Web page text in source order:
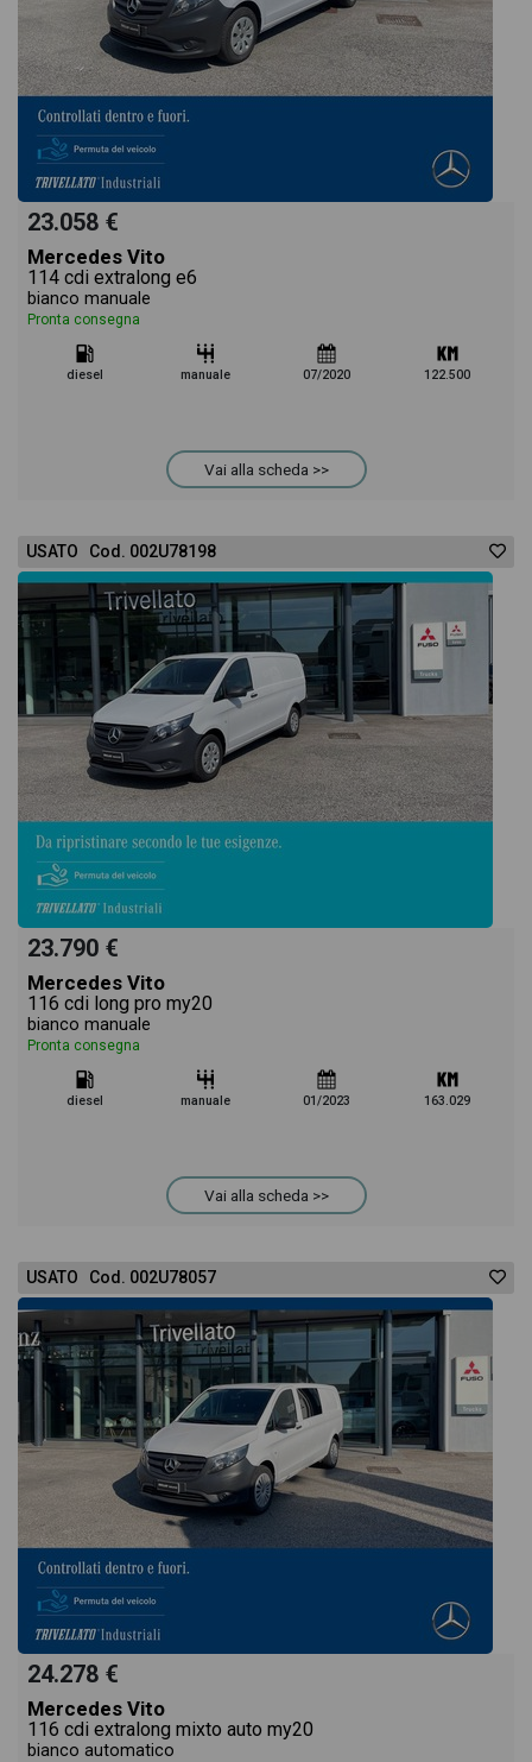
23.058 €
Mercedes Vito
114 cdi extralong e6
bianco manuale
Pronta consegna
diesel manuale 07/2020 122.500
Vai alla scheda >>
USATO Cod. 002U78198
23.790 €
Mercedes Vito
116 cdi long pro my20
bianco manuale
Pronta consegna
diesel manuale 01/2023 163.029
Vai alla scheda >>
USATO Cod. 002U78057
24.278 €
Mercedes Vito
116 cdi extralong mixto auto my20
bianco automatico